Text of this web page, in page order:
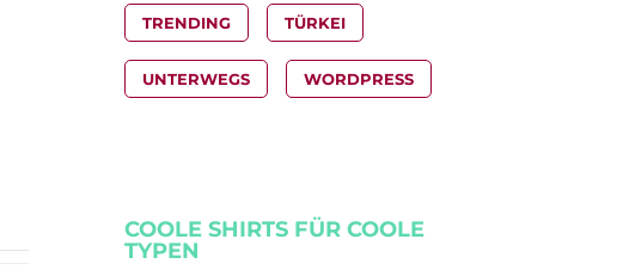
TRENDING TÜRKEI
UNTERWEGS WORDPRESS
COOLE SHIRTS FÜR COOLE
TYPEN